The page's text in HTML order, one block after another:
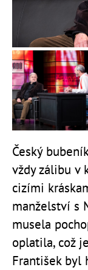
Český
vždy zálibu v
cizími
manželství s
musela
oplatila, což
František byl